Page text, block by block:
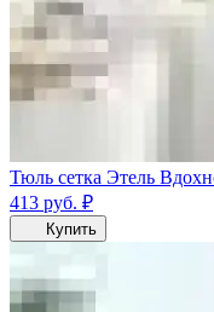
Тюль сетка Этель
413 руб. ₽
Купить